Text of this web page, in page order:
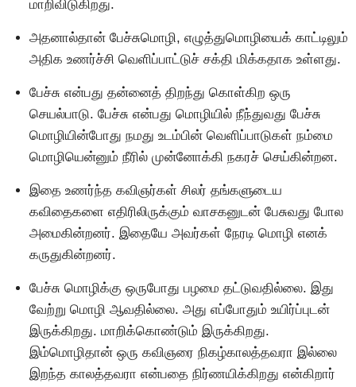
மாறிவிடுகிறது.
அதனால்தான் பேச்சுமொழி, எழுத்துமொழியைக் காட்டிலும்
அதிக உணர்ச்சி வெளிப்பாட்டுச் சக்தி மிக்கதாக உள்ளது.
பேச்சு என்பது தன்னைத் திறந்து கொள்கிற ஒரு
செயல்பாடு. பேச்சு என்பது மொழியில் நீந்துவது பேச்சு
மொழியின்போது நமது உடம்பின் வெளிப்பாடுகள் நம்மை
மொழியென்னும் நீரில் முன்னோக்கி நகரச் செய்கின்றன.
இதை உணர்ந்த கவிஞர்கள் சிலர் தங்களுடைய
கவிதைகளை எதிரிலிருக்கும் வாசகனுடன் பேசுவது போல
அமைகின்றனர். இதையே அவர்கள் நேரடி மொழி எனக்
கருதுகின்றனர்.
பேச்சு மொழிக்கு ஒருபோது பழமை தட்டுவதில்லை. இது
வேற்று மொழி ஆவதில்லை. அது எப்போதும் உயிர்ப்புடன்
இருக்கிறது. மாறிக்கொண்டும் இருக்கிறது.
இம்மொழிதான் ஒரு கவிஞரை நிகழ்காலத்தவரா இல்லை
இறந்த காலத்தவரா என்பதை நிர்ணயிக்கிறது என்கிறார்